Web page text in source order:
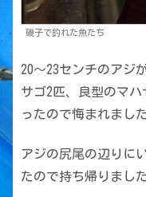
磯子で釣れた魚たち
20〜23センチのアジ
サゴ2匹、良型のマ
ったので悔まれました
アジの尻尾の辺りに
たので持ち帰りました